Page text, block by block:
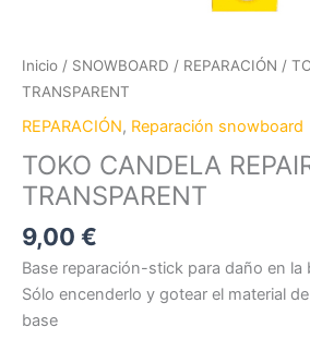
Inicio / SNOWBOARD / REPARACIÓN /
TRANSPARENT
REPARACIÓN, Reparación snowboard
TOKO CANDELA
TRANSPARENT
9,00 €
Base reparación-stick para daño en la
Sólo encenderlo y gotear el material
base